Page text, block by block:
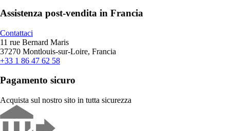
Assistenza post-vendita in Francia
Contattaci
11 rue Bernard Maris
37270 Montlouis-sur-Loire, Francia
+33 1 86 47 62 58
Pagamento sicuro
Acquista sul nostro sito in tutta sicurezza